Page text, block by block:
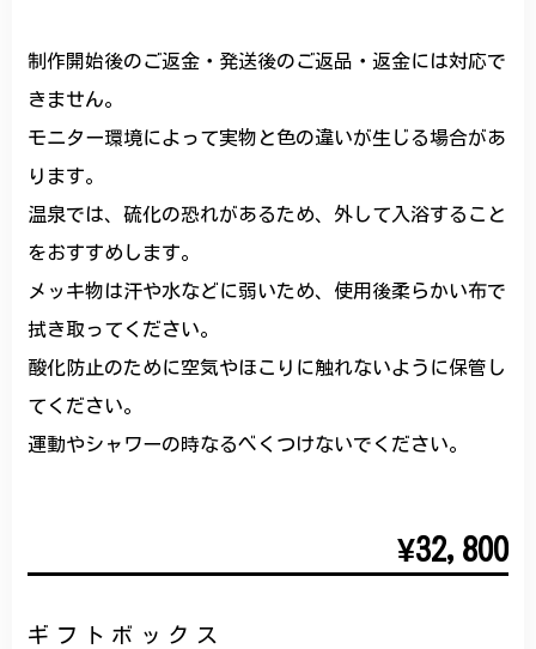
制作開始後のご返金・発送後のご返品・返金には対応で
きません。
モニター環境によって実物と色の違いが生じる場合があ
ります。
温泉では、硫化の恐れがあるため、外して入浴すること
をおすすめします。
メッキ物は汗や水などに弱いため、使用後柔らかい布で
拭き取ってください。
酸化防止のために空気やほこりに触れないように保管し
てください。
運動やシャワーの時なるべくつけないでください。
¥32,800
ギフトボックス